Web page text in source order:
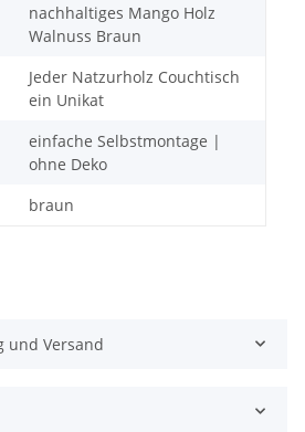
nachhaltiges Mango Holz
Walnuss Braun
Jeder Natzurholz Couchtisch
ein Unikat
einfache Selbstmontage |
ohne Deko
braun
und Versand